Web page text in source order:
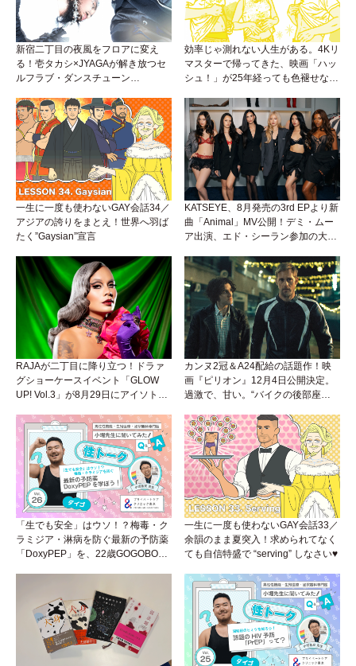
新宿二丁目の夜風をフロアに変え
る！壱タカシ×JYAGAが解き放つセ
ルフラブ・ダンスチューン
効率じゃ測れない人生がある。4Kリ
マスターで帰ってきた、映画「ハッ
シュ！」が25年経っても色褪せない
一生に一度も使わないGAY会話34／
アジアの誇りをまとえ！世界へ羽ば
たく”Gaysian”宣言
KATSEYE、8月発売の3rd EPより新
曲「Animal」MV公開！デミ・ムー
ア出演、エド・シーラン参加の大胆
RAJAが二丁目に降り立つ！ドラァ
グショーケースイベント「GLOW
UP! Vol.3」が8月29日にアイソトー
カンヌ2冠＆A24配給の話題作！映
画『ピリオン』12月4日公開決定。
過激で、甘い。“バイクの後部座
「生でも安全」はウソ！？梅毒・ク
ラミジア・淋病を防ぐ最新の予防薬
「DoxyPEP」を、22歳GOGOBOY
（Vol.26）
一生に一度も使わないGAY会話33／
余韻のまま夏突入！求められてなく
ても自信特盛で “serving” しなさい♥